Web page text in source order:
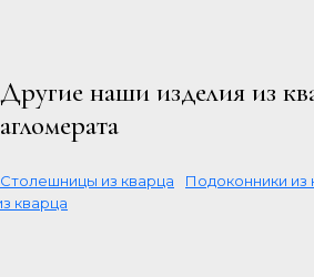
Другие наши изделия из
агломерата
Столешницы из кварца Подоконники из
кварца